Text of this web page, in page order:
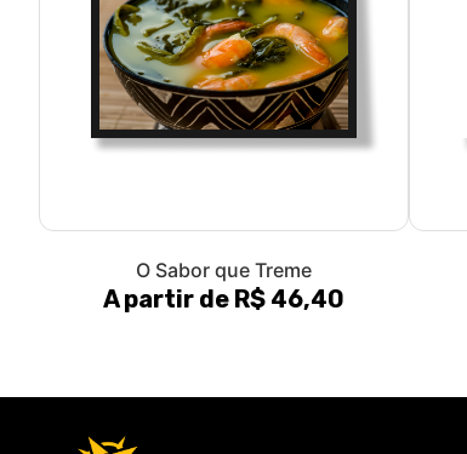
O Sabor que Treme
A partir de R$ 46,40